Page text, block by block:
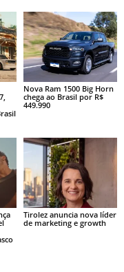
Nova Ram 1500 Big Horn
chega ao Brasil por R$
449.990
Tirolez anuncia nova líder
de marketing e growth